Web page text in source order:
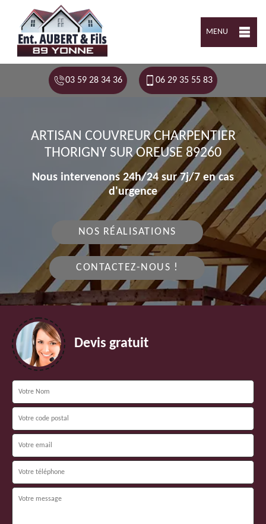
MENU
03 59 28 34 36 06 29 35 55 83
ARTISAN COUVREUR CHARPENTIER
THORIGNY SUR OREUSE 89260
Nous intervenons 24h/24 sur 7j/7 en cas
d'urgence
NOS RÉALISATIONS
CONTACTEZ-NOUS !
Devis gratuit